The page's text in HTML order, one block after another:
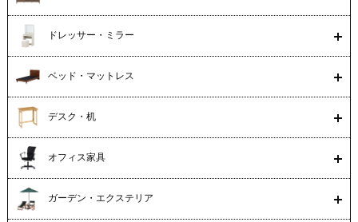
ドレッサー・ミラー
ベッド・マットレス
デスク・机
オフィス家具
ガーデン・エクステリア